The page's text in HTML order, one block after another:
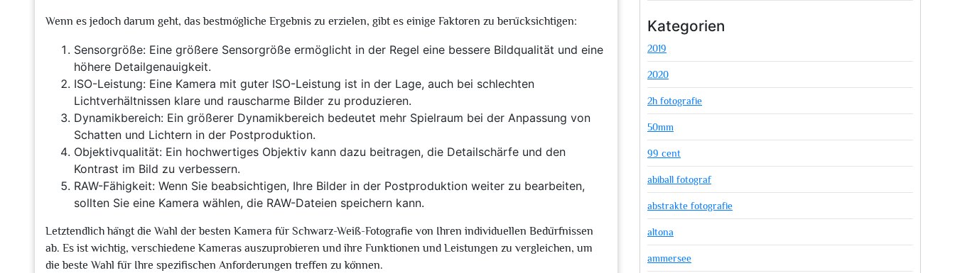
Wenn es jedoch darum geht, das bestmögliche Ergebnis zu erzielen, gibt es einige Faktoren zu berücksichtigen:
Sensorgröße: Eine größere Sensorgröße ermöglicht in der Regel eine bessere Bildqualität und eine
höhere Detailgenauigkeit.
ISO-Leistung: Eine Kamera mit guter ISO-Leistung ist in der Lage, auch bei schlechten
Lichtverhältnissen klare und rauscharme Bilder zu produzieren.
Dynamikbereich: Ein größerer Dynamikbereich bedeutet mehr Spielraum bei der Anpassung von
Schatten und Lichtern in der Postproduktion.
Objektivqualität: Ein hochwertiges Objektiv kann dazu beitragen, die Detailschärfe und den
Kontrast im Bild zu verbessern.
RAW-Fähigkeit: Wenn Sie beabsichtigen, Ihre Bilder in der Postproduktion weiter zu bearbeiten,
sollten Sie eine Kamera wählen, die RAW-Dateien speichern kann.
Letztendlich hängt die Wahl der besten Kamera für Schwarz-Weiß-Fotografie von Ihren individuellen Bedürfnissen
ab. Es ist wichtig, verschiedene Kameras auszuprobieren und ihre Funktionen und Leistungen zu vergleichen, um
die beste Wahl für Ihre spezifischen Anforderungen treffen zu können.
Kategorien
2019
2020
2h fotografie
50mm
99 cent
abiball fotograf
abstrakte fotografie
altona
ammersee